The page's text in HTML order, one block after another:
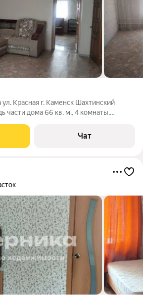
Красная г. Каменск Шахтинский
части дома 66 кв. м., 4 комнаты,
30 кв.м. с газ. отоплением и
Чат